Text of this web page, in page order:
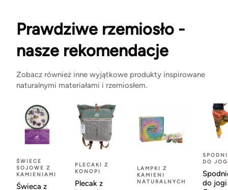
Prawdziwe rzemiosło -
nasze rekomendacje
Zobacz również inne wyjątkowe produkty inspirowane
naturalnymi materiałami i rzemiosłem.
ŚWIECE
SOJOWE Z
KAMIENIAMI
Świeca z
PLECAKI Z
KONOPI
Plecak z
LAMPKI Z
KAMIENI
NATURALNYCH
DO
do